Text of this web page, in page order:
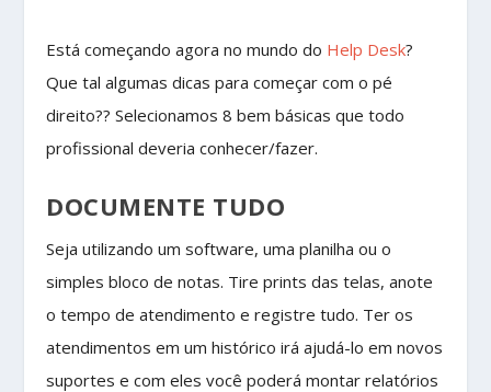
Está começando agora no mundo do Help Desk?
Que tal algumas dicas para começar com o pé
direito?? Selecionamos 8 bem básicas que todo
profissional deveria conhecer/fazer.
DOCUMENTE TUDO
Seja utilizando um software, uma planilha ou o
simples bloco de notas. Tire prints das telas, anote
o tempo de atendimento e registre tudo. Ter os
atendimentos em um histórico irá ajudá-lo em novos
suportes e com eles você poderá montar relatórios